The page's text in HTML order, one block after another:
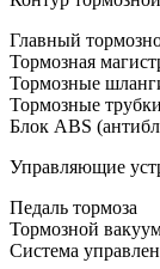
Главный
Тормозная
Тормозные
Тормозные трубки
Блок ABS
Управляющие
Педаль тормоза
Тормозной
Система